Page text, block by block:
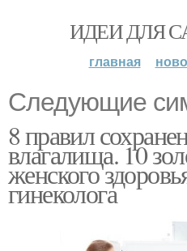
ИДЕИ ДЛЯ
главная
Следующие
8 правил
влагалища. 10
женского
гинеколога